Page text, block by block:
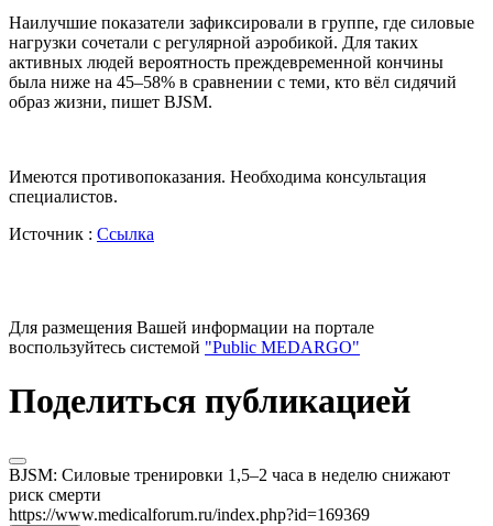
Наилучшие показатели зафиксировали в группе, где силовые
нагрузки сочетали с регулярной аэробикой. Для таких
активных людей вероятность преждевременной кончины
была ниже на 45–58% в сравнении с теми, кто вёл сидячий
образ жизни, пишет BJSM.
Имеются противопоказания. Необходима консультация
специалистов.
Источник : Ссылка
Для размещения Вашей информации на портале
воспользуйтесь системой "Public MEDARGO"
Поделиться публикацией
BJSM: Силовые тренировки 1,5–2 часа в неделю снижают
риск смерти
https://www.medicalforum.ru/index.php?id=169369